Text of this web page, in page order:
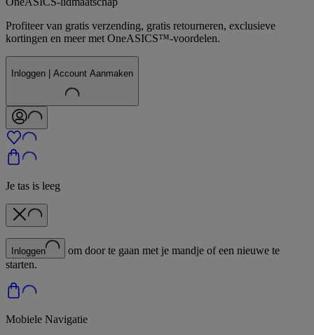
Profiteer van gratis verzending, gratis retourneren, exclusieve
kortingen en meer met OneASICS™-voordelen.
Inloggen | Account Aanmaken
Je tas is leeg
Inloggen
om door te gaan met je mandje of een nieuwe te
starten.
Mobiele Navigatie